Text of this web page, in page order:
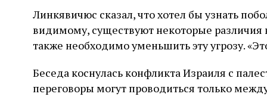
Линкявичюс сказал, что хотел бы узнать
видимому, существуют некоторые различия
также необходимо уменьшить эту угрозу.
Беседа коснулась конфликта Израиля с
переговоры могут проводиться только
смерти, но и скрывали от населения соседних
городов, сколько узников погибало каждый
день в этих жутких местах
Неразрезанные страницы
Фредиано Сесси. Перевод с итальянского
Ксении Тименчик